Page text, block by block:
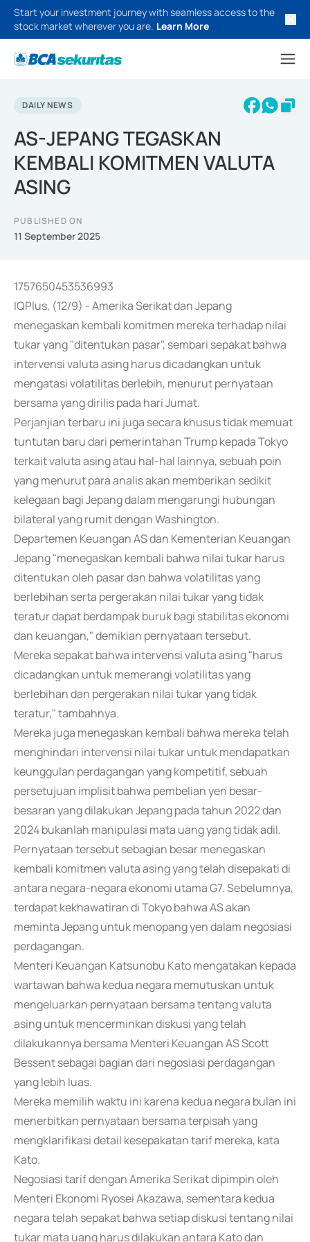
Start your investment journey with seamless access to the
stock market wherever you are. Learn More
DAILY NEWS
AS-JEPANG TEGASKAN
KEMBALI KOMITMEN VALUTA
ASING
PUBLISHED ON
11 September 2025
1757650453536993
IQPlus, (12/9) - Amerika Serikat dan Jepang
menegaskan kembali komitmen mereka terhadap nilai
tukar yang "ditentukan pasar", sembari sepakat bahwa
intervensi valuta asing harus dicadangkan untuk
mengatasi volatilitas berlebih, menurut pernyataan
bersama yang dirilis pada hari Jumat.
Perjanjian terbaru ini juga secara khusus tidak memuat
tuntutan baru dari pemerintahan Trump kepada Tokyo
terkait valuta asing atau hal-hal lainnya, sebuah poin
yang menurut para analis akan memberikan sedikit
kelegaan bagi Jepang dalam mengarungi hubungan
bilateral yang rumit dengan Washington.
Departemen Keuangan AS dan Kementerian Keuangan
Jepang "menegaskan kembali bahwa nilai tukar harus
ditentukan oleh pasar dan bahwa volatilitas yang
berlebihan serta pergerakan nilai tukar yang tidak
teratur dapat berdampak buruk bagi stabilitas ekonomi
dan keuangan," demikian pernyataan tersebut.
Mereka sepakat bahwa intervensi valuta asing "harus
dicadangkan untuk memerangi volatilitas yang
berlebihan dan pergerakan nilai tukar yang tidak
teratur," tambahnya.
Mereka juga menegaskan kembali bahwa mereka telah
menghindari intervensi nilai tukar untuk mendapatkan
keunggulan perdagangan yang kompetitif, sebuah
persetujuan implisit bahwa pembelian yen besar-
besaran yang dilakukan Jepang pada tahun 2022 dan
2024 bukanlah manipulasi mata uang yang tidak adil.
Pernyataan tersebut sebagian besar menegaskan
kembali komitmen valuta asing yang telah disepakati di
antara negara-negara ekonomi utama G7. Sebelumnya,
terdapat kekhawatiran di Tokyo bahwa AS akan
meminta Jepang untuk menopang yen dalam negosiasi
perdagangan.
Menteri Keuangan Katsunobu Kato mengatakan kepada
wartawan bahwa kedua negara memutuskan untuk
mengeluarkan pernyataan bersama tentang valuta
asing untuk mencerminkan diskusi yang telah
dilakukannya bersama Menteri Keuangan AS Scott
Bessent sebagai bagian dari negosiasi perdagangan
yang lebih luas.
Mereka memilih waktu ini karena kedua negara bulan ini
menerbitkan pernyataan bersama terpisah yang
mengklarifikasi detail kesepakatan tarif mereka, kata
Kato.
Negosiasi tarif dengan Amerika Serikat dipimpin oleh
Menteri Ekonomi Ryosei Akazawa, sementara kedua
negara telah sepakat bahwa setiap diskusi tentang nilai
tukar mata uang harus dilakukan antara Kato dan